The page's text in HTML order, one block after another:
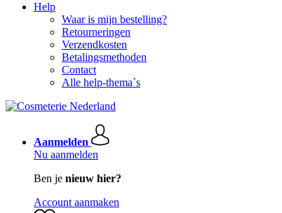
Help
Waar is mijn bestelling?
Retourneringen
Verzendkosten
Betalingsmethoden
Contact
Alle help-thema`s
Aanmelden
Nu aanmelden
Ben je nieuw hier?
Account aanmaken